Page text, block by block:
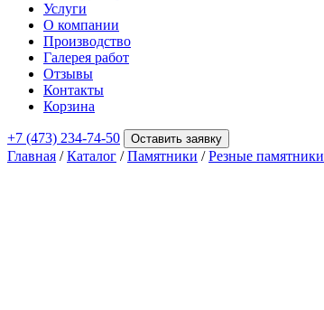
Услуги
О компании
Производство
Галерея работ
Отзывы
Контакты
Корзина
+7 (473) 234-74-50 Оставить заявку
Главная /Каталог /Памятники /Резные памятники